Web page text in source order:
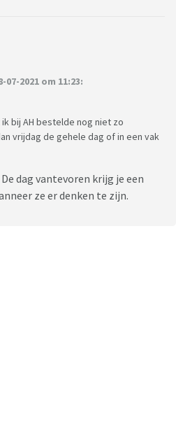
2021 om 11:23:
bij AH bestelde nog niet zo
vrijdag de gehele dag of in een vak
dag vantevoren krijg je een
ze er denken te zijn.